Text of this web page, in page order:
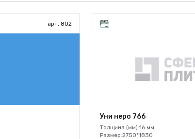
арт. 802
Уни неро 766
Толщина (мм):16 мм
Размер:2750*1830